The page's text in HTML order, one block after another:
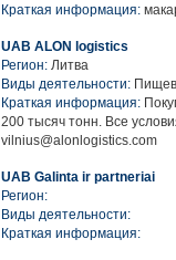
Краткая информация:
UAB ALON logistics
Регион: Литва
Виды деятельности:
Краткая информация:
200 тысяч тонн. Все
vilnius@alonlogistics.com
UAB Galinta ir partneriai
Регион:
Виды деятельности:
Краткая информация: